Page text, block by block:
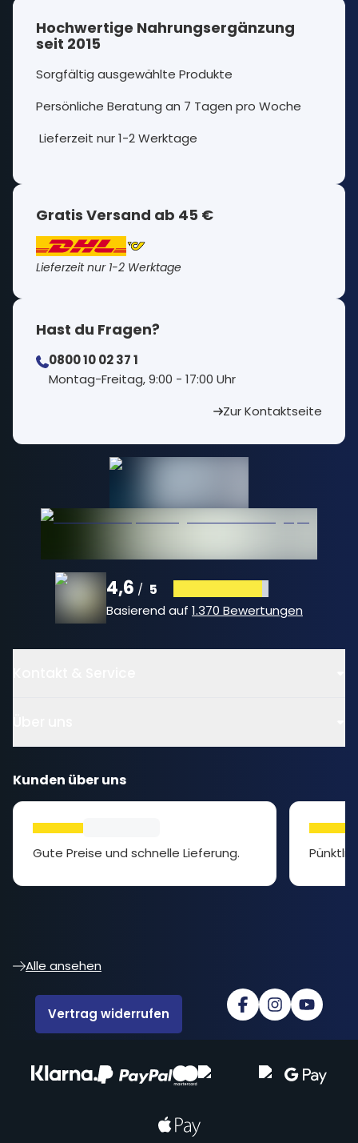
Hochwertige Nahrungsergänzung
seit 2015
Sorgfältig ausgewählte Produkte
Persönliche Beratung an 7 Tagen pro Woche
Lieferzeit nur 1-2 Werktage
Gratis Versand ab 45 €
Lieferzeit nur 1-2 Werktage
Hast du Fragen?
0800 10 02 37 1
⁠Montag-Freitag, 9:00 - 17:00 Uhr
Zur Kontaktseite
4,6 / 5
Basierend auf 1.370 Bewertungen
Kunden über uns
Gute Preise und schnelle Lieferung.
Alle ansehen
Vertrag widerrufen